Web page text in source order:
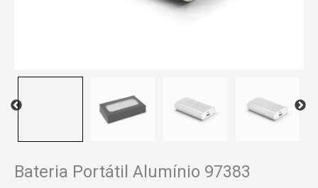
Bateria Portátil Alumínio 97383